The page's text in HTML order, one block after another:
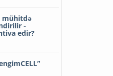
mühitdə
-
edir?